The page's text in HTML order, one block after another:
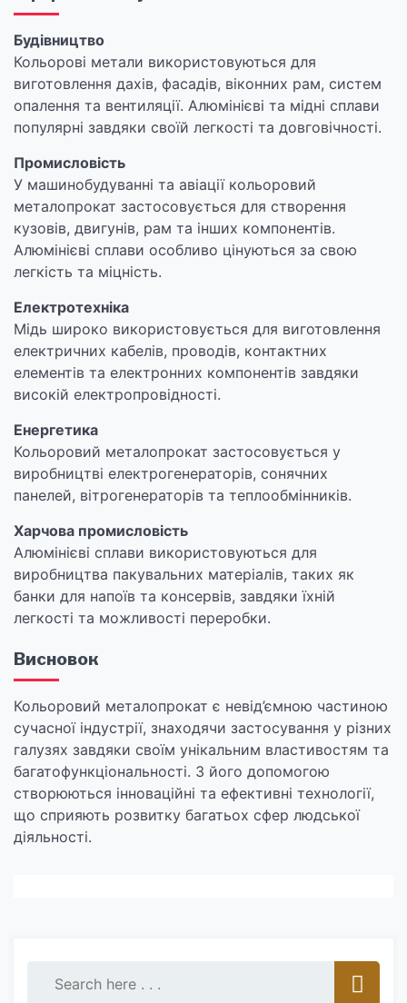
Будівництво
Кольорові метали використовуються для
виготовлення дахів, фасадів, віконних рам, систем
опалення та вентиляції. Алюмінієві та мідні сплави
популярні завдяки своїй легкості та довговічності.
Промисловість
У машинобудуванні та авіації кольоровий
металопрокат застосовується для створення
кузовів, двигунів, рам та інших компонентів.
Алюмінієві сплави особливо цінуються за свою
легкість та міцність.
Електротехніка
Мідь широко використовується для виготовлення
електричних кабелів, проводів, контактних
елементів та електронних компонентів завдяки
високій електропровідності.
Енергетика
Кольоровий металопрокат застосовується у
виробництві електрогенераторів, сонячних
панелей, вітрогенераторів та теплообмінників.
Харчова промисловість
Алюмінієві сплави використовуються для
виробництва пакувальних матеріалів, таких як
банки для напоїв та консервів, завдяки їхній
легкості та можливості переробки.
Висновок
Кольоровий металопрокат є невід’ємною частиною
сучасної індустрії, знаходячи застосування у різних
галузях завдяки своїм унікальним властивостям та
багатофункціональності. З його допомогою
створюються інноваційні та ефективні технології,
що сприяють розвитку багатьох сфер людської
діяльності.